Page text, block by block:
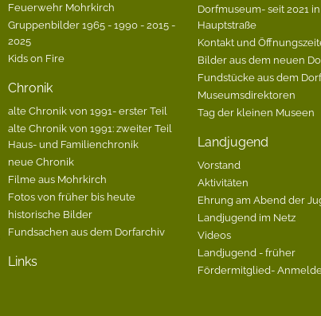
Feuerwehr Mohrkirch
Gruppenbilder 1965 - 1990 - 2015 -
2025
Kids on Fire
Chronik
alte Chronik von 1991- erster Teil
alte Chronik von 1991: zweiter Teil
Haus- und Familienchronik
neue Chronik
Filme aus Mohrkirch
Fotos von früher bis heute
historische Bilder
Fundsachen aus dem Dorfarchiv
Links
Dorfmuseum- seit 2021
Hauptstraße
Kontakt und
Bilder aus dem neuen
Fundstücke aus dem
Museumsdirektoren
Tag der kleinen Museen
Landjugend
Vorstand
Aktivitäten
Ehrung am Abend der
Landjugend im Netz
Videos
Landjugend - früher
Fördermitglied-